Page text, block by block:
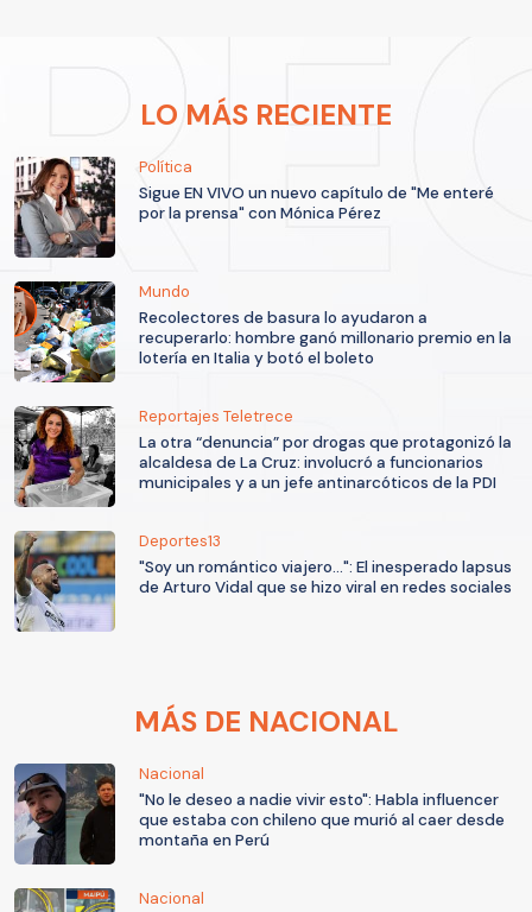
LO MÁS RECIENTE
Política
Sigue EN VIVO un nuevo capítulo de "Me enteré
por la prensa" con Mónica Pérez
Mundo
Recolectores de basura lo ayudaron a
recuperarlo: hombre ganó millonario premio en la
lotería en Italia y botó el boleto
Reportajes Teletrece
La otra “denuncia” por drogas que protagonizó la
alcaldesa de La Cruz: involucró a funcionarios
municipales y a un jefe antinarcóticos de la PDI
Deportes13
"Soy un romántico viajero...": El inesperado lapsus
de Arturo Vidal que se hizo viral en redes sociales
MÁS DE NACIONAL
Nacional
"No le deseo a nadie vivir esto": Habla influencer
que estaba con chileno que murió al caer desde
montaña en Perú
Nacional